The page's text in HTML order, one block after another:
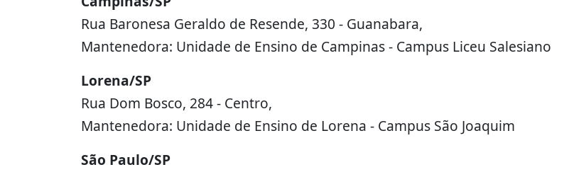
Rua Baronesa Geraldo de Resende, 330 - Guanabara,
Mantenedora: Unidade de Ensino de Campinas - Campus Liceu Salesiano
Lorena/SP
Rua Dom Bosco, 284 - Centro,
Mantenedora: Unidade de Ensino de Lorena - Campus São Joaquim
São Paulo/SP